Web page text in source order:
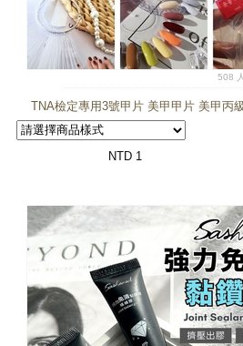
508
TNA檢定專用3號甲片 美甲甲片 美甲丙
糖色卡 扇形甲片 50色 可拆卸透
NTD 1